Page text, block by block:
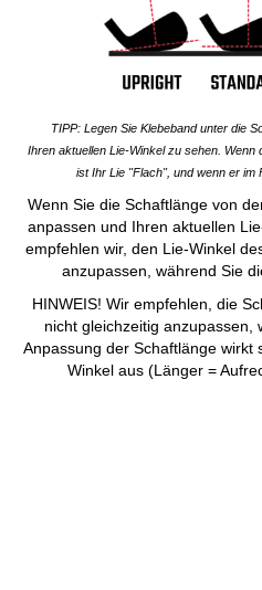
TIPP: Legen Sie Klebeband unter die
Ihren aktuellen Lie-Winkel zu sehen.
ist Ihr Lie "Flach", und wenn er im
Wenn Sie die Schaftlänge von
anpassen und Ihren aktuellen
empfehlen wir, den Lie-Winkel
anzupassen, während Sie
HINWEIS! Wir empfehlen, die
nicht gleichzeitig anzupassen,
Anpassung der Schaftlänge wirkt
Winkel aus (Länger =